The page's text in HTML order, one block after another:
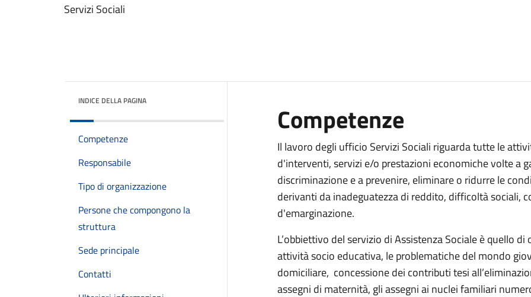
Servizi Sociali
INDICE DELLA PAGINA
Competenze
Responsabile
Tipo di organizzazione
Persone che compongono la
struttura
Sede principale
Contatti
Competenze
Il lavoro degli ufficio Servizi Sociali riguarda tutte le
d'interventi, servizi e/o prestazioni economiche volte a
discriminazione e a prevenire, eliminare o ridurre le
derivanti da inadeguatezza di reddito, difficoltà sociali,
d'emarginazione.
L’obbiettivo del servizio di Assistenza Sociale è quello
attività socio educativa, le problematiche del mondo
domiciliare, concessione dei contributi tesi
assegni di maternità, gli assegni ai nuclei familiari